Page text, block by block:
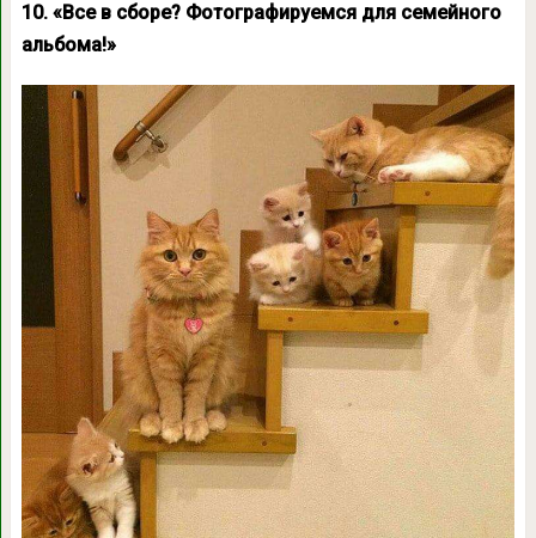
10. «Все в сборе? Фотографируемся для семейного
альбома!»